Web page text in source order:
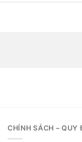
CHÍNH SÁCH – QUY